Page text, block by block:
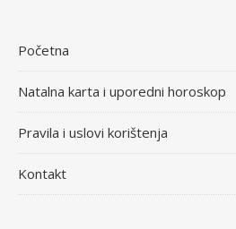
Početna
Natalna karta i uporedni horoskop
Pravila i uslovi korištenja
Kontakt